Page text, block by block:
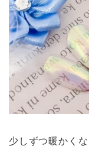
少しずつ暖かく